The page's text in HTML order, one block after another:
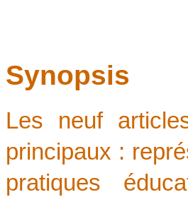
Synopsis
Les neuf
principaux :
pratiques